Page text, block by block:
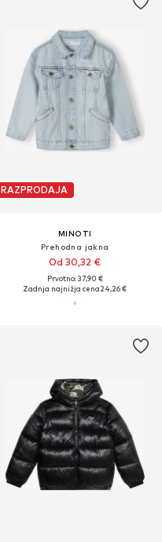
RAZPRODAJA
MINOTI
Prehodna jakna
Od 30,32 €
Prvotno: 37,90 €
Zadnja najnižja cena24,26 €